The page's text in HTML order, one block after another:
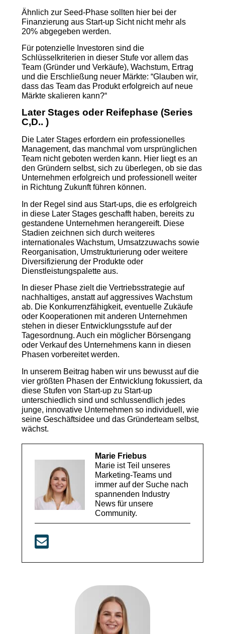
Ähnlich zur Seed-Phase sollten hier bei der
Finanzierung aus Start-up Sicht nicht mehr als
20% abgegeben werden.
Für potenzielle Investoren sind die
Schlüsselkriterien in dieser Stufe vor allem das
Team (Gründer und Verkäufe), Wachstum, Ertrag
und die Erschließung neuer Märkte: “Glauben wir,
dass das Team das Produkt erfolgreich auf neue
Märkte skalieren kann?“
Later Stages oder Reifephase (Series
C,D.. )
Die Later Stages erfordern ein professionelles
Management, das manchmal vom ursprünglichen
Team nicht geboten werden kann. Hier liegt es an
den Gründern selbst, sich zu überlegen, ob sie das
Unternehmen erfolgreich und professionell weiter
in Richtung Zukunft führen können.
In der Regel sind aus Start-ups, die es erfolgreich
in diese Later Stages geschafft haben, bereits zu
gestandene Unternehmen herangereift. Diese
Stadien zeichnen sich durch weiteres
internationales Wachstum, Umsatzzuwachs sowie
Reorganisation, Umstrukturierung oder weitere
Diversifizierung der Produkte oder
Dienstleistungspalette aus.
In dieser Phase zielt die Vertriebsstrategie auf
nachhaltiges, anstatt auf aggressives Wachstum
ab. Die Konkurrenzfähigkeit, eventuelle Zukäufe
oder Kooperationen mit anderen Unternehmen
stehen in dieser Entwicklungsstufe auf der
Tagesordnung. Auch ein möglicher Börsengang
oder Verkauf des Unternehmens kann in diesen
Phasen vorbereitet werden.
In unserem Beitrag haben wir uns bewusst auf die
vier größten Phasen der Entwicklung fokussiert, da
diese Stufen von Start-up zu Start-up
unterschiedlich sind und schlussendlich jedes
junge, innovative Unternehmen so individuell, wie
seine Geschäftsidee und das Gründerteam selbst,
wächst.
Marie Friebus
Marie ist Teil unseres
Marketing-Teams und
immer auf der Suche nach
spannenden Industry
News für unsere
Community.